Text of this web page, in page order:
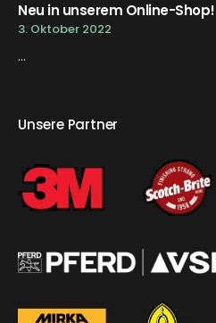
Neu in unserem Online-Shop!
3. Oktober 2022
...
Unsere Partner